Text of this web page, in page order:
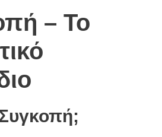
– Το
Συγκοπή;